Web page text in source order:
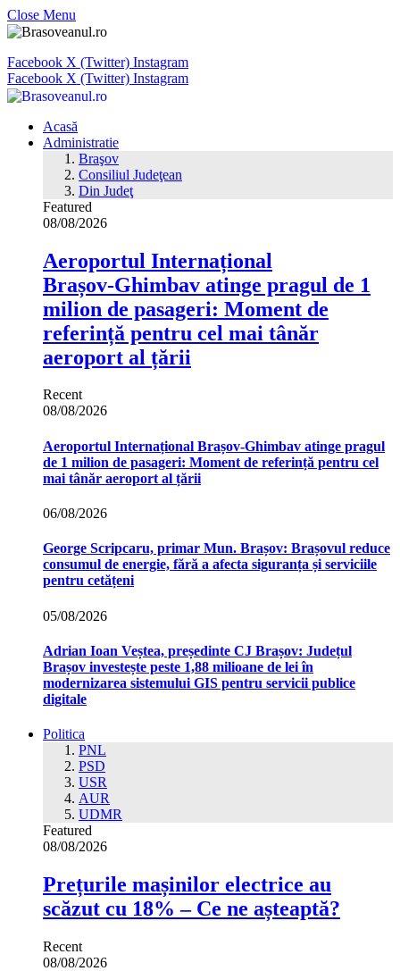
Close Menu
Facebook X (Twitter) Instagram
Facebook X (Twitter) Instagram
Acasă
Administratie
Braşov
Consiliul Judeţean
Din Judeţ
Featured
08/08/2026
Aeroportul Internațional
Brașov‑Ghimbav atinge pragul de 1
milion de pasageri: Moment de
referință pentru cel mai tânăr
aeroport al țării
Recent
08/08/2026
Aeroportul Internațional Brașov‑Ghimbav atinge pragul
de 1 milion de pasageri: Moment de referință pentru cel
mai tânăr aeroport al țării
06/08/2026
George Scripcaru, primar Mun. Brașov: Brașovul reduce
consumul de energie, fără a afecta siguranța și serviciile
pentru cetățeni
05/08/2026
Adrian Ioan Veștea, președinte CJ Brașov: Județul
Brașov investește peste 1,88 milioane de lei în
modernizarea sistemului GIS pentru servicii publice
digitale
Politica
PNL
PSD
USR
AUR
UDMR
Featured
08/08/2026
Prețurile mașinilor electrice au
scăzut cu 18% – Ce ne așteaptă?
Recent
08/08/2026